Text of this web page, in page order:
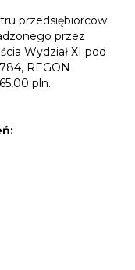
przedsiębiorców
przez
Wydział XI pod
REGON
pln.